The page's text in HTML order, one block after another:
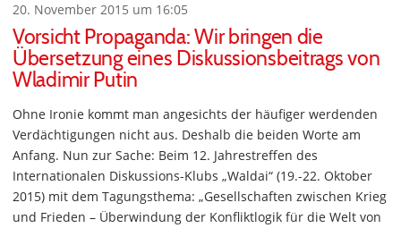
20. November 2015 um 16:05
Vorsicht Propaganda: Wir bringen die
Übersetzung eines Diskussionsbeitrags von
Wladimir Putin
Ohne Ironie kommt man angesichts der häufiger werdenden
Verdächtigungen nicht aus. Deshalb die beiden Worte am
Anfang. Nun zur Sache: Beim 12. Jahrestreffen des
Internationalen Diskussions-Klubs „Waldai“ (19.-22. Oktober
2015) mit dem Tagungsthema: „Gesellschaften zwischen Krieg
und Frieden – Überwindung der Konfliktlogik für die Welt von